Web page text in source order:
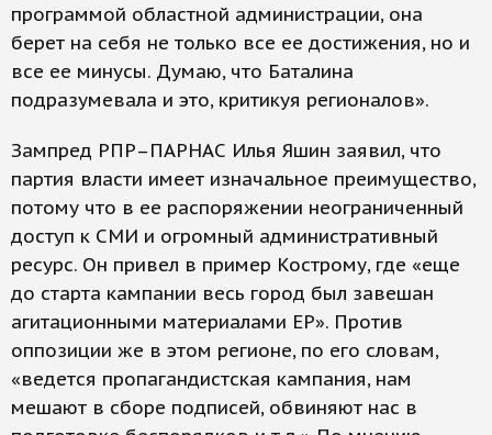
программой областной администрации, она
берет на себя не только все ее достижения, но и
все ее минусы. Думаю, что Баталина
подразумевала и это, критикуя регионалов».
Зампред РПР–ПАРНАС Илья Яшин заявил, что
партия власти имеет изначальное преимущество,
потому что в ее распоряжении неограниченный
доступ к СМИ и огромный административный
ресурс. Он привел в пример Кострому, где «еще
до старта кампании весь город был завешан
агитационными материалами ЕР». Против
оппозиции же в этом регионе, по его словам,
«ведется пропагандистская кампания, нам
мешают в сборе подписей, обвиняют нас в